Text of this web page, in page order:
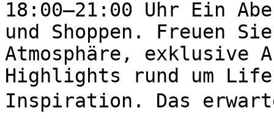
18:00–21:00 Uhr Ein
und Shoppen. Freuen
Atmosphäre, exklusive
Highlights rund um
Inspiration. Das